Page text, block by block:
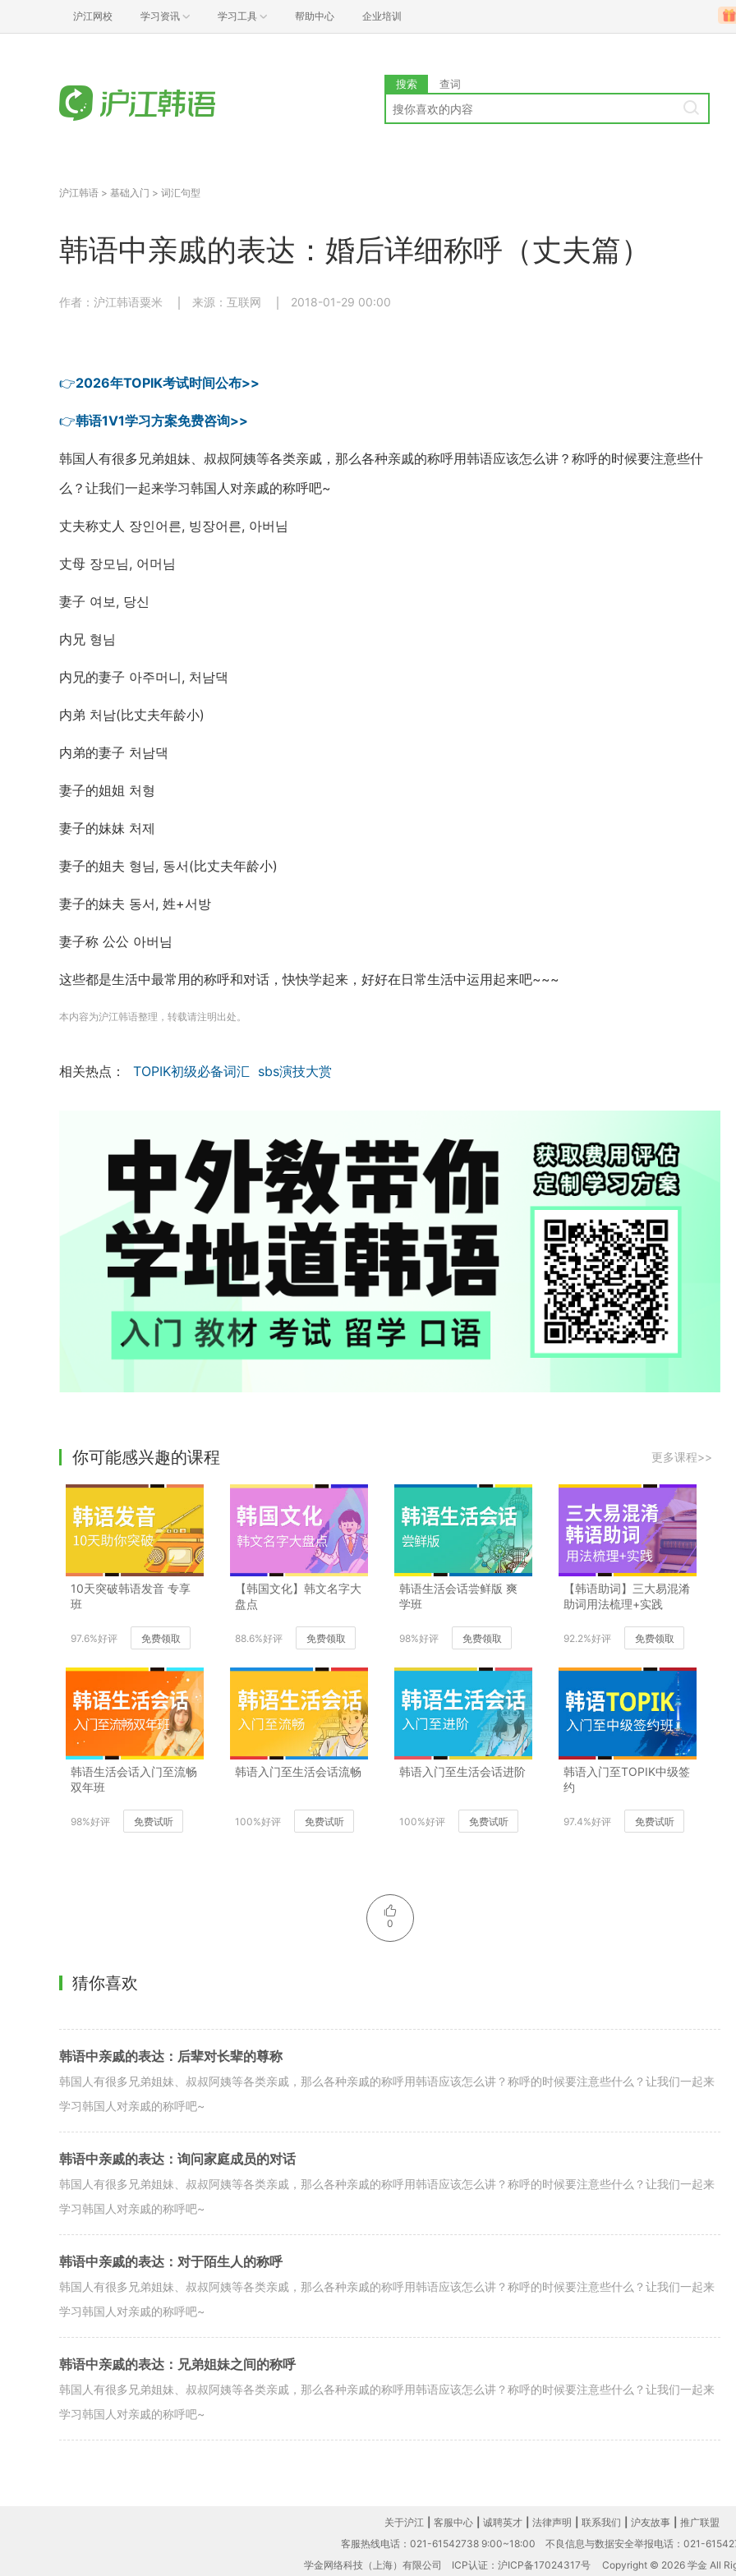
沪江网校 学习资讯 学习工具 帮助中心 企业培训
搜索 查词
沪江韩语 > 基础入门 > 词汇句型
韩语中亲戚的表达：婚后详细称呼（丈夫篇）
作者：沪江韩语粟米 来源：互联网 2018-01-29 00:00
👉2026年TOPIK考试时间公布>>
👉韩语1V1学习方案免费咨询>>
韩国人有很多兄弟姐妹、叔叔阿姨等各类亲戚，那么各种亲戚的称呼用韩语应该怎么讲？称呼的时候要注意些什
么？让我们一起来学习韩国人对亲戚的称呼吧~
丈夫称丈人 장인어른, 빙장어른, 아버님
丈母 장모님, 어머님
妻子 여보, 당신
内兄 형님
内兄的妻子 아주머니, 처남댁
内弟 처남(比丈夫年龄小)
内弟的妻子 처남댁
妻子的姐姐 처형
妻子的妹妹 처제
妻子的姐夫 형님, 동서(比丈夫年龄小)
妻子的妹夫 동서, 姓+서방
妻子称 公公 아버님
这些都是生活中最常用的称呼和对话，快快学起来，好好在日常生活中运用起来吧~~~
本内容为沪江韩语整理，转载请注明出处。
相关热点： TOPIK初级必备词汇 sbs演技大赏
你可能感兴趣的课程 更多课程>>
10天突破韩语发音 专享
班
97.6%好评 免费领取
【韩国文化】韩文名字大
盘点
88.6%好评 免费领取
韩语生活会话尝鲜版 爽
学班
98%好评 免费领取
【韩语助词】三大易混淆
助词用法梳理+实践
92.2%好评 免费领取
韩语生活会话入门至流畅
双年班
98%好评 免费试听
韩语入门至生活会话流畅
100%好评 免费试听
韩语入门至生活会话进阶
100%好评 免费试听
韩语入门至TOPIK中级签
约
97.4%好评 免费试听
0
猜你喜欢
韩语中亲戚的表达：后辈对长辈的尊称
韩国人有很多兄弟姐妹、叔叔阿姨等各类亲戚，那么各种亲戚的称呼用韩语应该怎么讲？称呼的时候要注意些什么？让我们一起来
学习韩国人对亲戚的称呼吧~
韩语中亲戚的表达：询问家庭成员的对话
韩国人有很多兄弟姐妹、叔叔阿姨等各类亲戚，那么各种亲戚的称呼用韩语应该怎么讲？称呼的时候要注意些什么？让我们一起来
学习韩国人对亲戚的称呼吧~
韩语中亲戚的表达：对于陌生人的称呼
韩国人有很多兄弟姐妹、叔叔阿姨等各类亲戚，那么各种亲戚的称呼用韩语应该怎么讲？称呼的时候要注意些什么？让我们一起来
学习韩国人对亲戚的称呼吧~
韩语中亲戚的表达：兄弟姐妹之间的称呼
韩国人有很多兄弟姐妹、叔叔阿姨等各类亲戚，那么各种亲戚的称呼用韩语应该怎么讲？称呼的时候要注意些什么？让我们一起来
学习韩国人对亲戚的称呼吧~
关于沪江 客服中心 诚聘英才 法律声明 联系我们 沪友故事
推广联盟
客服热线电话：021-61542738 9:00~18:00
不良信息与数据安全举报电话：021-
学金网络科技（上海）有限公司 ICP认证：沪ICP备17024317号 Copyright © 2026 学金 All